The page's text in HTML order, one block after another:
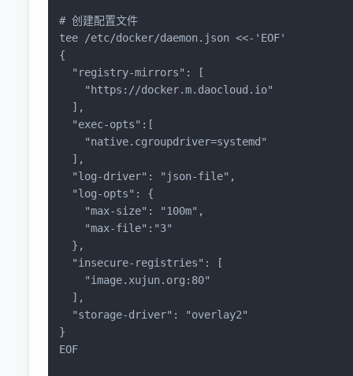
# 创建配置文件
tee /etc/docker/daemon.json <<- 'EOF'
{
"registry-mirrors" : [
"https://docker.m.daocloud.io"
"exec-opts" :[
"native.cgroupdriver=systemd"
"log-driver" : "json-file" ,
"log-opts" : {
"max-size" : "100m" ,
"max-file" : "3"
"insecure-registries" : [
"image.xujun.org:80"
"storage-driver" :
"overlay2"
}
EOF